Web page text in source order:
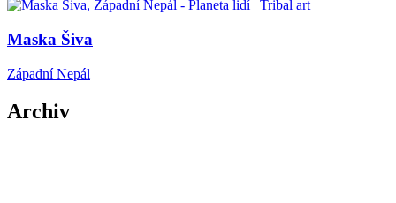
Maska Šiva
Západní Nepál
Archiv